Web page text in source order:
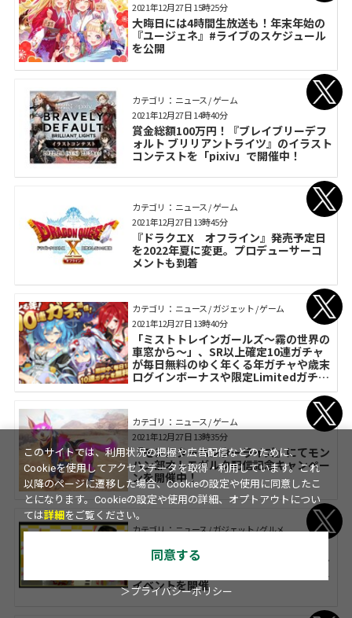
大晦日には4時間生放送も！年末年始の
『ユージェネ』#ライブのスケジュール
を公開
2021年12月27日 15時25分
カテゴリ： ニュース / ゲーム
賞金総額100万円！『ブレイブリーデフ
ォルト ブリリアントライツ』のイラスト
コンテストを「pixiv」で開催中！
2021年12月27日 14時40分
カテゴリ： ニュース / ゲーム
『ドラクエX オフライン』発売予定日
を2022年夏に変更。プロデューサーコ
メントも到着
2021年12月27日 13時45分
カテゴリ： ニュース / ガジェット / ゲーム
「ミストトレインガールズ～霧の世界の
車窓から～」、SR以上確定10連ガチャ
が毎日無料のゆく年くる年ガチャや歳末
ログインボーナスや限定Limitedガチャ
を開催!!
2021年12月27日 13時40分
カテゴリ： ニュース / ゲーム
『モンスターハンターライズ』にてモン
ハン部オトモガルク配信記念キャンペー
ンを開催中！
2021年12月27日 13時35分
カテゴリ： ニュース / ガジェット / グルメ
ダイドー×フローレンス、子供ダンスレ
イベントを開催
このサイトでは、利用状況の把握や広告配信などのために、
Cookieを使用してアクセスデータを取得・利用しています。これ
以降のページに遷移した場合、Cookieの設定や使用に同意したこ
とになります。Cookieの設定や使用の詳細、オプトアウトについ
ては詳細 をご覧ください。
同意する
＞プライバシーポリシー